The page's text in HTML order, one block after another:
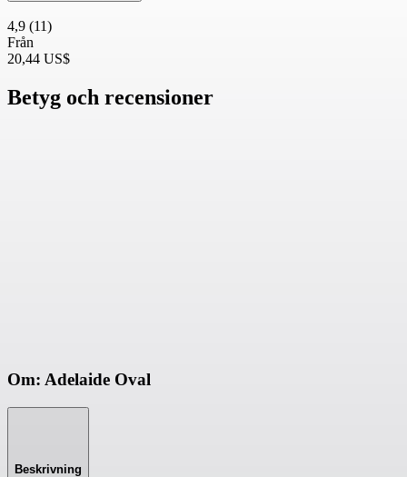
4,9 (11)
Från
20,44 US$
Betyg och recensioner
Om: Adelaide Oval
Beskrivning